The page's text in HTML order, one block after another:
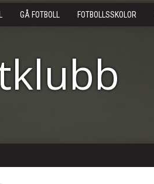
GÅ FOTBOLL FOTBOLLSSKOLOR